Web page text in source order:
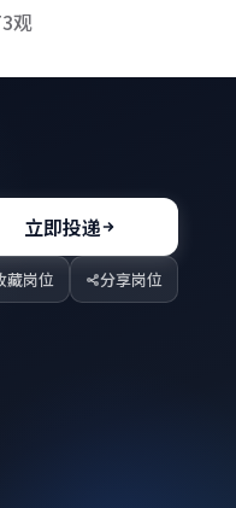
观
立即投递
藏岗位 分享岗位